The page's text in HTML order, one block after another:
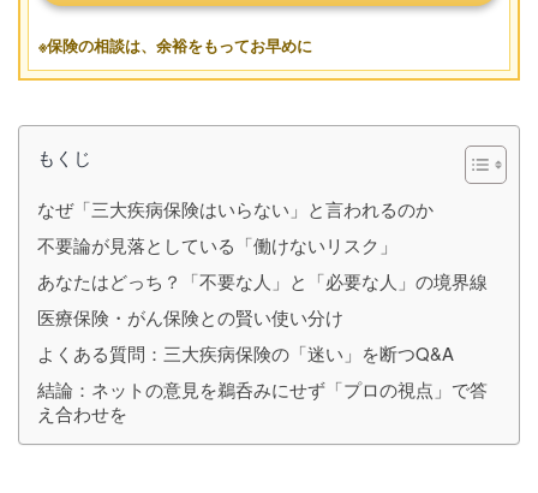
※保険の相談は、余裕をもってお早めに
もくじ
なぜ「三大疾病保険はいらない」と言われるのか
不要論が見落としている「働けないリスク」
あなたはどっち？「不要な人」と「必要な人」の境界線
医療保険・がん保険との賢い使い分け
よくある質問：三大疾病保険の「迷い」を断つQ&A
結論：ネットの意見を鵜呑みにせず「プロの視点」で答
え合わせを